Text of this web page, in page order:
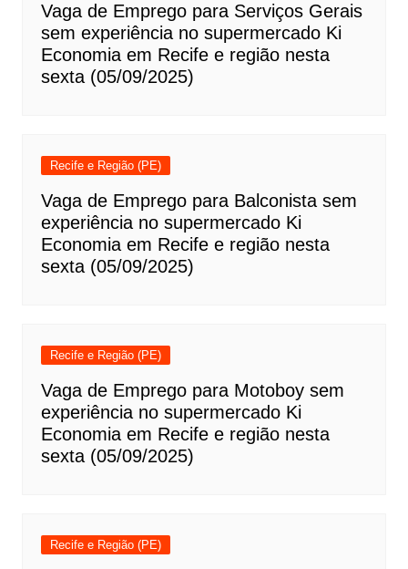
Vaga de Emprego para Serviços Gerais
sem experiência no supermercado Ki
Economia em Recife e região nesta
sexta (05/09/2025)
Recife e Região (PE)
Vaga de Emprego para Balconista sem
experiência no supermercado Ki
Economia em Recife e região nesta
sexta (05/09/2025)
Recife e Região (PE)
Vaga de Emprego para Motoboy sem
experiência no supermercado Ki
Economia em Recife e região nesta
sexta (05/09/2025)
Recife e Região (PE)